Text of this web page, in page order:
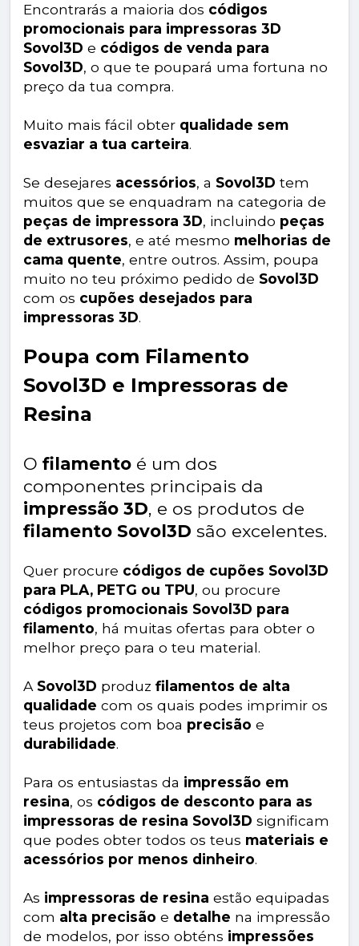
Encontrarás a maioria dos códigos
promocionais para impressoras 3D
Sovol3D e códigos de venda para
Sovol3D, o que te poupará uma fortuna no
preço da tua compra.
Muito mais fácil obter qualidade sem
esvaziar a tua carteira.
Se desejares acessórios, a Sovol3D tem
muitos que se enquadram na categoria de
peças de impressora 3D, incluindo peças
de extrusores, e até mesmo melhorias de
cama quente, entre outros. Assim, poupa
muito no teu próximo pedido de Sovol3D
com os cupões desejados para
impressoras 3D.
Poupa com Filamento
Sovol3D e Impressoras de
Resina
O filamento é um dos
componentes principais da
impressão 3D, e os produtos de
filamento Sovol3D são excelentes.
Quer procure códigos de cupões Sovol3D
para PLA, PETG ou TPU, ou procure
códigos promocionais Sovol3D para
filamento, há muitas ofertas para obter o
melhor preço para o teu material.
A Sovol3D produz filamentos de alta
qualidade com os quais podes imprimir os
teus projetos com boa precisão e
durabilidade.
Para os entusiastas da impressão em
resina, os códigos de desconto para as
impressoras de resina Sovol3D significam
que podes obter todos os teus materiais e
acessórios por menos dinheiro.
As impressoras de resina estão equipadas
com alta precisão e detalhe na impressão
de modelos, por isso obténs impressões